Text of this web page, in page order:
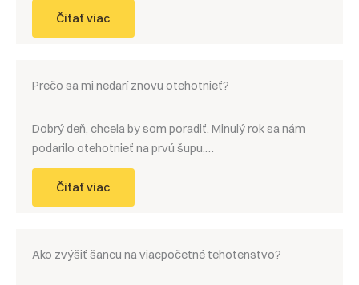
Čítať viac
Prečo sa mi nedarí znovu otehotnieť?
Dobrý deň, chcela by som poradiť. Minulý rok sa nám
podarilo otehotnieť na prvú šupu,…
Čítať viac
Ako zvýšiť šancu na viacpočetné tehotenstvo?